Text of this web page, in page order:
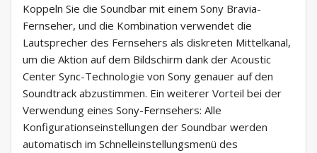
Koppeln Sie die Soundbar mit einem Sony Bravia-
Fernseher, und die Kombination verwendet die
Lautsprecher des Fernsehers als diskreten Mittelkanal,
um die Aktion auf dem Bildschirm dank der Acoustic
Center Sync-Technologie von Sony genauer auf den
Soundtrack abzustimmen. Ein weiterer Vorteil bei der
Verwendung eines Sony-Fernsehers: Alle
Konfigurationseinstellungen der Soundbar werden
automatisch im Schnelleinstellungsmenü des